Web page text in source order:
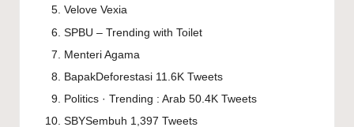
Velove Vexia
SPBU – Trending with Toilet
Menteri Agama
BapakDeforestasi 11.6K Tweets
Politics · Trending : Arab 50.4K Tweets
SBYSembuh 1,397 Tweets